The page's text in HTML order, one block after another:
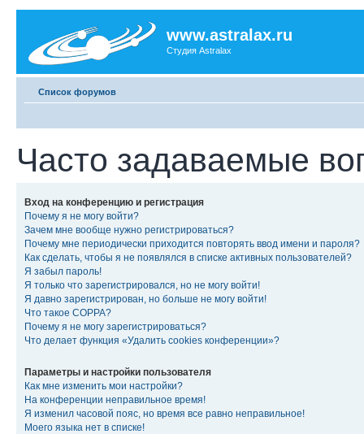
www.astralax.ru
Студия Astralax
Список форумов
Часто задаваемые
Вход на конференцию и регистрация
Почему я не могу войти?
Зачем мне вообще нужно регистрироваться?
Почему мне периодически приходится повторять ввод имени и пароля?
Как сделать, чтобы я не появлялся в списке активных пользователей?
Я забыл пароль!
Я только что зарегистрировался, но не могу войти!
Я давно зарегистрирован, но больше не могу войти!
Что такое COPPA?
Почему я не могу зарегистрироваться?
Что делает функция «Удалить cookies конференции»?
Параметры и настройки пользователя
Как мне изменить мои настройки?
На конференции неправильное время!
Я изменил часовой пояс, но время все равно неправильное!
Моего языка нет в списке!